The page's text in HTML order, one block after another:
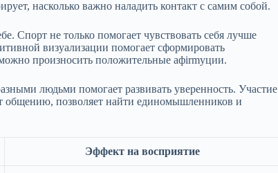
насколько важно наладить контакт с самим собой.
Спорт не только помогает чувствовать себя лучше
визуализации помогает сформировать
произносить положительные афirmуции.
людьми помогает развивать уверенность. Участие
общению, позволяет найти единомышленников и
Эффект на восприятие